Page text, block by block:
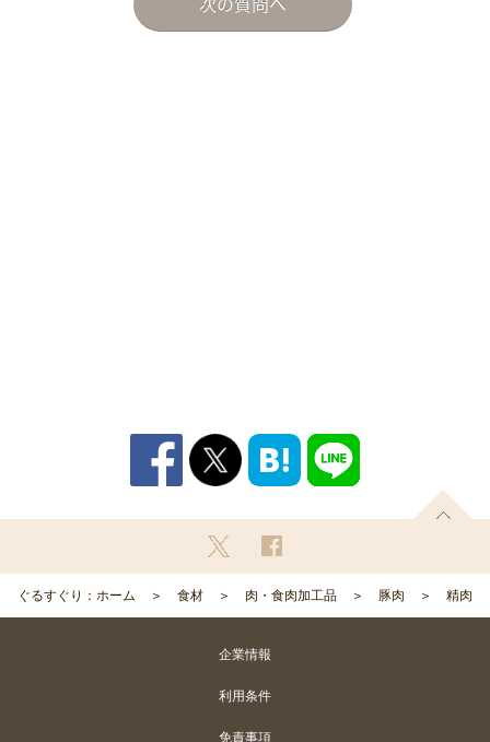
ぐるすぐり：ホーム 食材 肉・食肉加工品 豚肉 精肉
企業情報
利用条件
免責事項